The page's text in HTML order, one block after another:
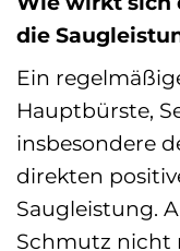
die
Ein
Hauptbürste,
insbesondere
direkten
Saugleistung.
Schmutz nicht